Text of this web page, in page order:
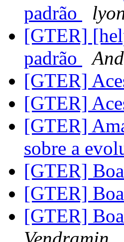
padrão
[GTER]
padrão
[GTER]
[GTER]
[GTER]
sobre a
[GTER]
[GTER]
[GTER]